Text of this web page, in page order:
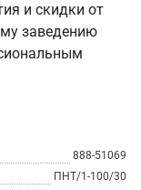
и скидки от
заведению
888-51069
ПНТ/1-100/30